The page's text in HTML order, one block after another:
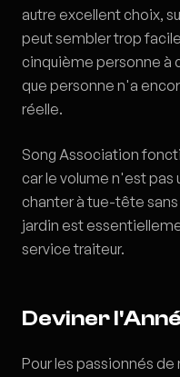
autre excellent choix,
peut sembler trop
cinquième personne à
que personne n'a
réelle.
Song Association
car le volume n'est pas
chanter à tue-tête sans
jardin est
service traiteur.
Deviner
Pour les passionnés